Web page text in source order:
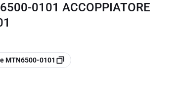
0101 ACCOPPIATORE
MTN6500-0101